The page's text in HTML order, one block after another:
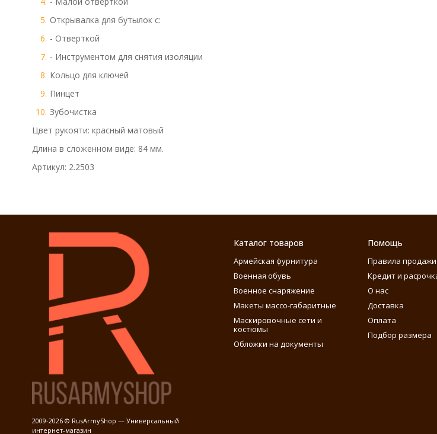
Открывалка для бутылок с:
- Отверткой
- Инструментом для снятия изоляции
Кольцо для ключей
Пинцет
Зубочистка
Цвет рукояти: красный матовый
Длина в сложенном виде: 84 мм.
Артикул: 2.2503
2009-2026 © RusArmyShop — Универсальный
интернет-магазин
Каталог товаров
Армейская фурнитура
Военная обувь
Военное снаряжение
Макеты массо-габаритные
Маскировочные сети и
костюмы
Обложки на документы
Помощь
Правила продажи
Кредит и
О нас
Доставка
Оплата
Подбор размера